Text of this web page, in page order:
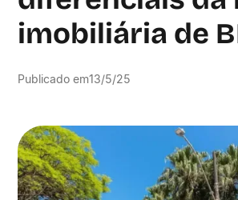
imobiliária de
Publicado em13/5/25